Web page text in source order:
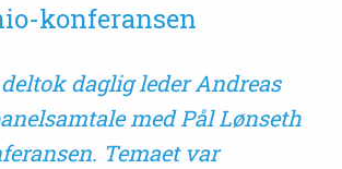
konferansen
daglig leder Andreas
med Pål Lønseth
Temaet var